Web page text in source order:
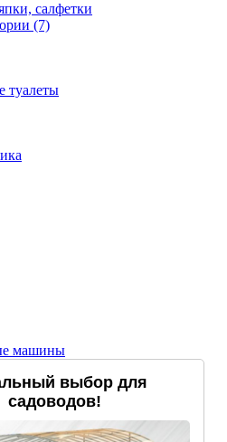
салфетки
(7)
туалеты
машины
выбор для
садоводов!